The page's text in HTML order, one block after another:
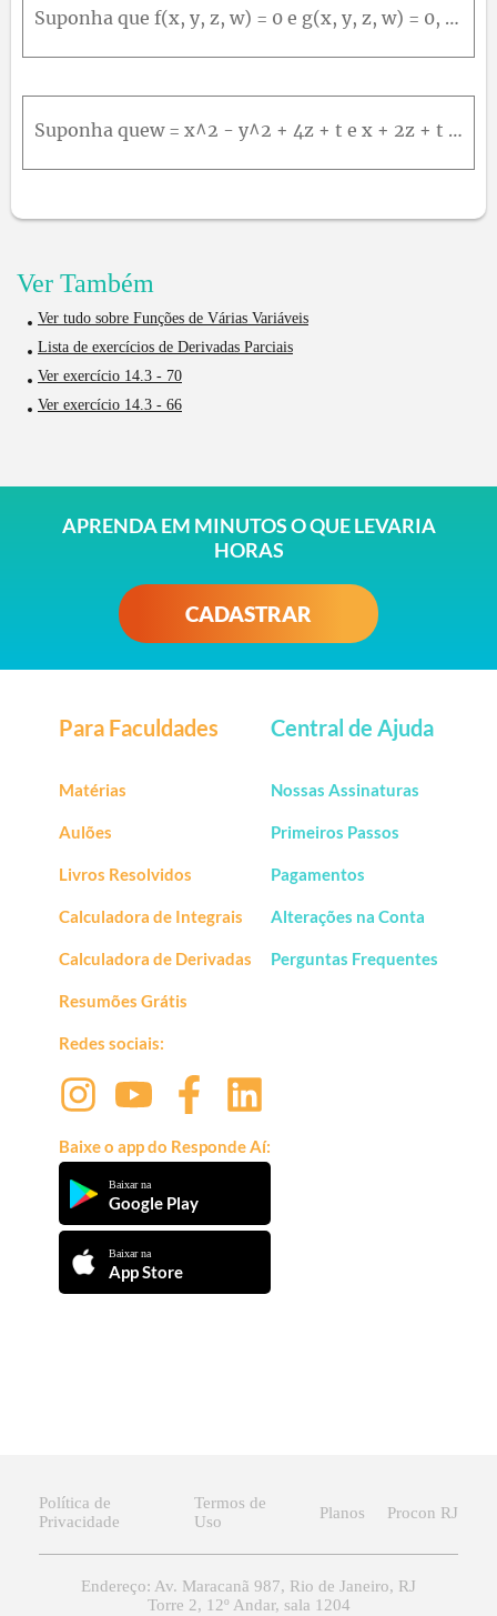
Suponha que f(x, y, z, w) = 0 e g(x, y, z, w) = 0, determine z e w como funções deriváveis das variáveis independentes x e y e suponha que(∂f/∂z)(∂g/∂w) - (∂f/∂w)(∂g/∂z) ≠ 0Mostre que(∂z/∂x)_y = - ((∂
Suponha quew = x^2 - y^2 + 4z + t e x + 2z + t = 25Mostre que cada uma das equações∂w/∂x = 2x - 1 e ∂w/∂x = 2x - 2fornece ∂w/∂x, dependendo de quais variáveis são escolhidascomo dependentes e quais va
Ver Também
Ver tudo sobre Funções de Várias Variáveis
Lista de exercícios de Derivadas Parciais
Ver exercício 14.3 - 70
Ver exercício 14.3 - 66
APRENDA EM MINUTOS O QUE LEVARIA
HORAS
CADASTRAR
Para Faculdades
Matérias
Aulões
Livros Resolvidos
Calculadora de Integrais
Calculadora de Derivadas
Resumões Grátis
Redes sociais:
Baixe o app do Responde Aí:
Baixar na
Google Play
Baixar na
App Store
Central de Ajuda
Nossas Assinaturas
Primeiros Passos
Pagamentos
Alterações na Conta
Perguntas Frequentes
Política de
Privacidade
Termos de
Uso
Planos Procon RJ
Endereço: Av. Maracanã 987, Rio de Janeiro, RJ
Torre 2, 12º Andar, sala 1204